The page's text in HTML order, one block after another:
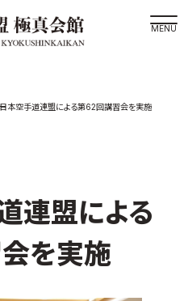
達総裁 紹介
章奎館長 紹介
歴史
本空手道連盟による第62回講習会を実施
連盟による
を実施